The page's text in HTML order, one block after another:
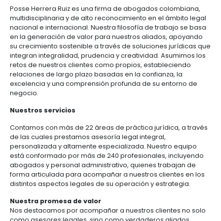
Agroindustria
y
alimentos
Agroindustria
y
alimentos
Alimentos
procesados
Cacao
y
derivados
Energía
Energía
Energía
renovable
Hidrógeno
verde
Salud
ciencias
Salud
y
ciencias
Cosméticos
Infraestructura
Infraestructura
Manufacturas
Cómo
invertir
1.
Régimen
general
de
la
inversión
extranjera
2.
Régimen
corporativo
3.
Recursos
Recursos
Acompañamiento
Buscador
de
oportunidades
Buscador
de
oportunidades
Inversionista
Directorio
de
servicios
Recursos
Contacto
POSSE HERRERA RUIZ
Quiénes somos
Posse Herrera Ruiz es una firma de abogados
multidisciplinaria y de alto reconocimiento en el
nacional e internacional. Nuestra filosofía de
su crecimiento sostenible a través de soluciones
integran integralidad, prudencia y creatividad.
retos de nuestros clientes como propios,
relaciones de largo plazo basadas en la confianza,
excelencia y una comprensión profunda de su
negocio.
Contamos con más de 22 áreas de práctica